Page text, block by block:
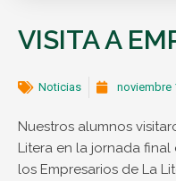
VISITA A
Noticias noviembre
Nuestros alumnos
Litera en la jornada
los Empresarios de La